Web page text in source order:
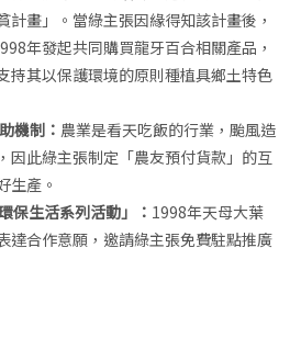
畫」。當綠主張因緣得知該計畫後，
年發起共同購買龍牙百合相關產品，
持其以保護環境的原則種植具鄉土特色
機制： 農業是看天吃飯的行業，颱風造
因此綠主張制定「農友預付貨款」的互
生產。
生活系列活動」： 1998年天母大葉
達合作意願，邀請綠主張免費駐點推廣